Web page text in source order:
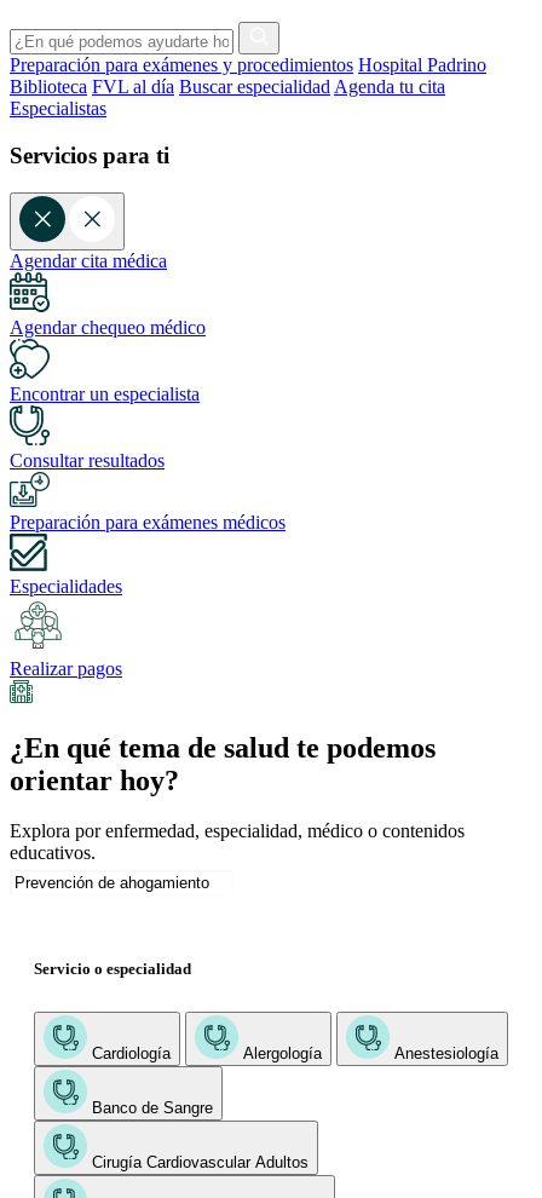
Preparación para exámenes y procedimientos Hospital Padrino
Biblioteca FVL al día Buscar especialidad Agenda tu cita
Especialistas
Servicios para ti
Agendar cita médica
Agendar chequeo médico
Encontrar un especialista
Consultar resultados
Preparación para exámenes médicos
Especialidades
Realizar pagos
¿En qué tema de salud te podemos
orientar hoy?
Explora por enfermedad, especialidad, médico o contenidos
educativos.
Servicio o especialidad
Cardiología Alergología Anestesiología
Banco de Sangre
Cirugía Cardiovascular Adultos